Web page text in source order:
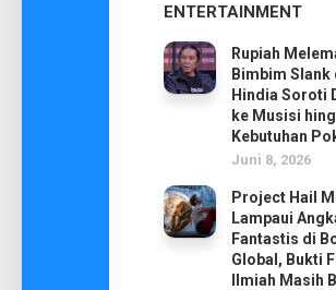
ENTERTAINMENT
Rupiah
Bimbim Slank
Hindia Soroti
ke Musisi
Kebutuhan
Juni 8, 2026
Project Hail
Lampaui
Fantastis di
Global, Bukti
Ilmiah Masih